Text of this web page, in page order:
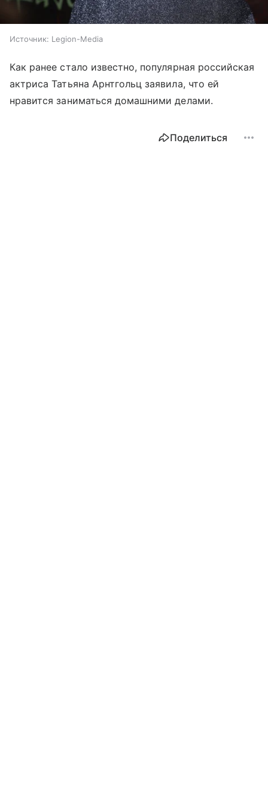
Источник: Legion-Media
Как ранее стало известно, популярная российская
актриса Татьяна Арнтгольц заявила, что ей
нравится заниматься домашними делами.
Поделиться